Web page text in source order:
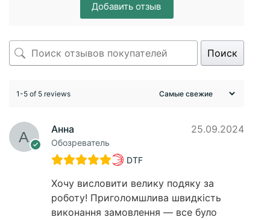
Добавить отзыв
Поиск
1-5 of 5 reviews
Анна
Обозреватель
25.09.2024
DTF
Хочу висловити велику подяку за
роботу! Приголомшлива швидкість
виконання замовлення — все було